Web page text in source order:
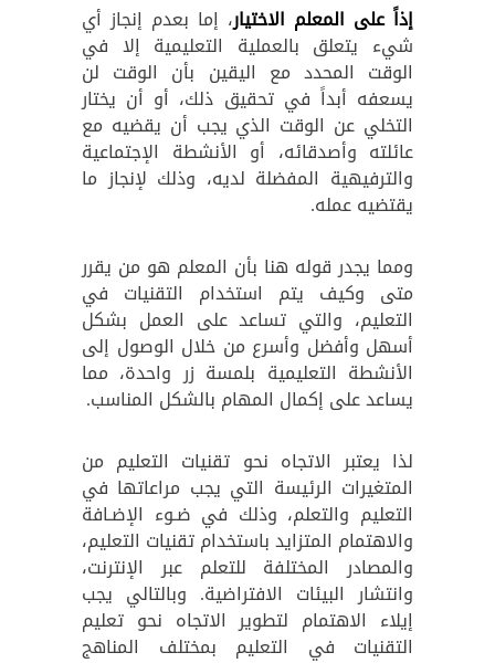
إذاً على المعلم الاختيار، إما بعدم إنجاز أي
شيء يتعلق بالعملية التعليمية إلا في
الوقت المحدد مع اليقين بأن الوقت لن
يسعفه أبداً في تحقيق ذلك، أو أن يختار
التخلي عن الوقت الذي يجب أن يقضيه مع
عائلته وأصدقائه، أو الأنشطة الإجتماعية
والترفيهية المفضلة لديه، وذلك لإنجاز ما
يقتضيه عمله.
ومما يجدر قوله هنا بأن المعلم هو من يقرر
متى وكيف يتم استخدام التقنيات في
التعليم، والتي تساعد على العمل بشكل
أسهل وأفضل وأسرع من خلال الوصول إلى
الأنشطة التعليمية بلمسة زر واحدة، مما
يساعد على إكمال المهام بالشكل المناسب.
لذا يعتبر الاتجاه نحو تقنيات التعليم من
المتغيرات الرئيسة التي يجب مراعاتها في
التعليم والتعلم، وذلك في ضـوء الإضـافة
والاهتمام المتزايد باستخدام تقنيات التعليم،
والمصادر المختلفة للتعلم عبر الإنترنت،
وانتشار البيئات الافتراضية. وبالتالي يجب
إيلاء الاهتمام لتطوير الاتجاه نحو تعليم
التقنيات في التعليم بمختلف المناهج